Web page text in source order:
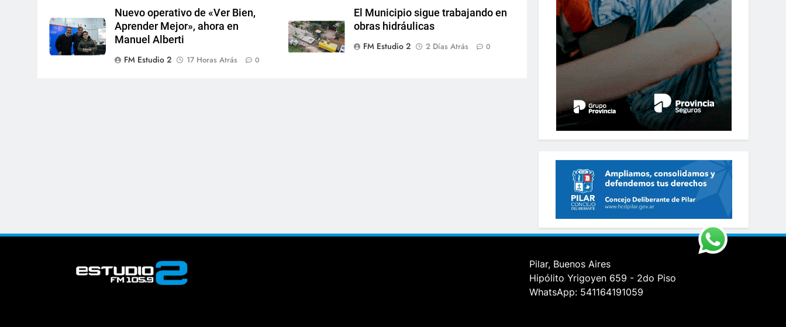
Nuevo operativo de «Ver Bien,
Aprender Mejor», ahora en
Manuel Alberti
FM Estudio 2
17 Horas Atrás 0
El Municipio sigue trabajando en
obras hidráulicas
FM Estudio 2
2 Días Atrás 0
Pilar, Buenos Aires
Hipólito Yrigoyen 659 - 2do Piso
WhatsApp: 541164191059